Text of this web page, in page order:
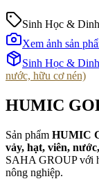
Sinh Học &
Xem ảnh sản
Sinh Học &
nước, hữu cơ nén)
HUMIC
Sản phẩm HUMIC
vảy, hạt, viên,
SAHA GROUP với
nông nghiệp.